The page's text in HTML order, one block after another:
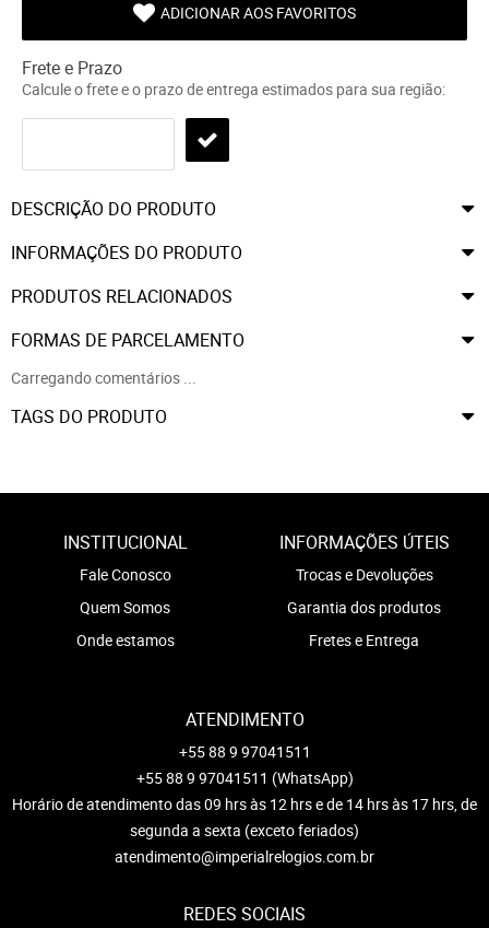
ADICIONAR AOS FAVORITOS
Frete e Prazo
Calcule o frete e o prazo de entrega estimados para sua região:
DESCRIÇÃO DO PRODUTO
INFORMAÇÕES DO PRODUTO
PRODUTOS RELACIONADOS
FORMAS DE PARCELAMENTO
Carregando comentários ...
TAGS DO PRODUTO
INSTITUCIONAL
Fale Conosco
Quem Somos
Onde estamos
INFORMAÇÕES ÚTEIS
Trocas e Devoluções
Garantia dos produtos
Fretes e Entrega
ATENDIMENTO
+55 88 9 97041511
+55 88 9 97041511 (WhatsApp)
Horário de atendimento das 09 hrs às 12 hrs e de 14 hrs às 17 hrs, de
segunda a sexta (exceto feriados)
atendimento@imperialrelogios.com.br
REDES SOCIAIS